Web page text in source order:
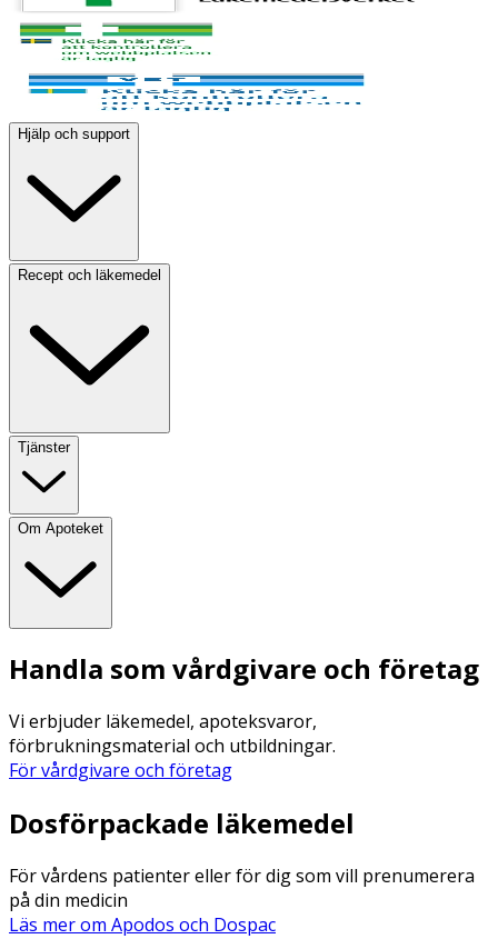
Hjälp och support
Recept och läkemedel
Tjänster
Om Apoteket
Handla som vårdgivare och företag
Vi erbjuder läkemedel, apoteksvaror,
förbrukningsmaterial och utbildningar.
För vårdgivare och företag
Dosförpackade läkemedel
För vårdens patienter eller för dig som vill prenumerera
på din medicin
Läs mer om Apodos och Dospac